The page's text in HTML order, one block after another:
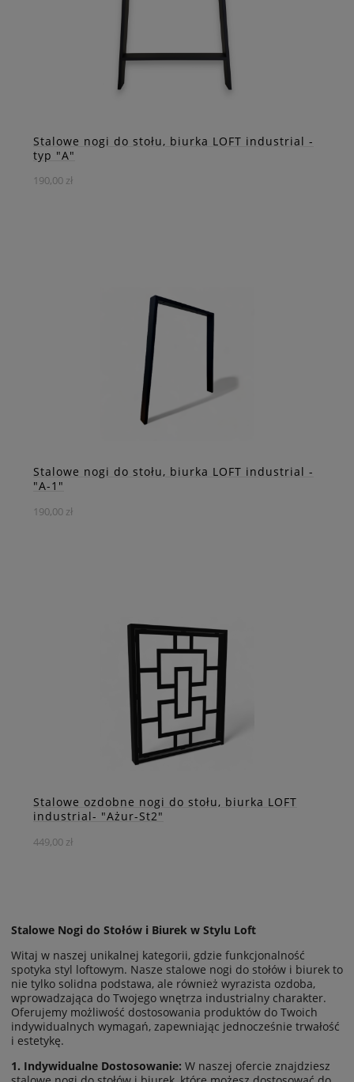
DO KOSZYKA
Stalowe nogi do stołu, biurka LOFT industrial -
typ "A"
190,00 zł
Stalowa noga w kształcie litery "A" to solidny element
konstrukcyjny do stołów. Doskonale pasuje do różnych
rodzajów blatów, tworząc wyjątkową i stylową kompozycję.
Stalowe nogi do stołu, biurka LOFT industrial -
"A-1"
190,00 zł
Stalowa noga loft "A-1" to solidny element konstrukcyjny
do stołów. Doskonale pasuje do różnych rodzajów blatów,
tworząc wyjątkową i stylową kompozycję.
DO KOSZYKA
ZOBACZ WIĘCEJ
Stalowe ozdobne nogi do stołu, biurka LOFT
industrial- "Ażur-St2"
449,00 zł
Stylowe stalowe nogi do stołów i biurek – funkcjonalność i
design w najlepszym wydaniu.
DO KOSZYKA
Stalowe Nogi do Stołów i Biurek w Stylu Loft
Witaj w naszej unikalnej kategorii, gdzie funkcjonalność
spotyka styl loftowym. Nasze stalowe nogi do stołów i biurek to
nie tylko solidna podstawa, ale również wyrazista ozdoba,
wprowadzająca do Twojego wnętrza industrialny charakter.
Oferujemy możliwość dostosowania produktów do Twoich
indywidualnych wymagań, zapewniając jednocześnie trwałość
i estetykę.
1. Indywidualne Dostosowanie: W naszej ofercie znajdziesz